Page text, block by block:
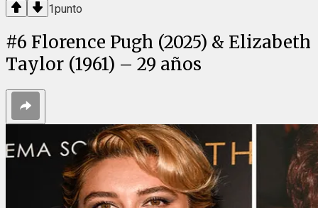
1punto
#6 Florence Pugh (2025) & Elizabeth
Taylor (1961) – 29 años